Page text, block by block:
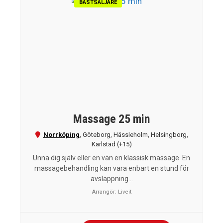
BÄSTSÄLJARE
Massage 25 min
Norrköping Göteborg Hässleholm Helsingborg
Karlstad (+15)
Unna dig själv eller en vän en klassisk massage. En
massagebehandling kan vara enbart en stund för
avslappning...
Arrangör: Liveit